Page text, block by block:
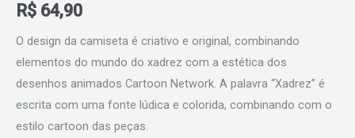
R$ 64,90
O design da camiseta é criativo e original, combinando
elementos do mundo do xadrez com a estética dos
desenhos animados Cartoon Network. A palavra “Xadrez” é
escrita com uma fonte lúdica e colorida, combinando com o
estilo cartoon das peças.